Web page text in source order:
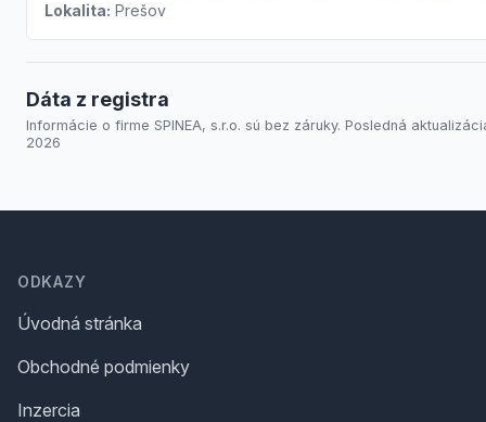
Lokalita: Prešov
Dáta z registra
Informácie o firme SPINEA, s.r.o. sú bez záruky. Posledná
2026
ODKAZY
Úvodná stránka
Obchodné podmienky
Inzercia